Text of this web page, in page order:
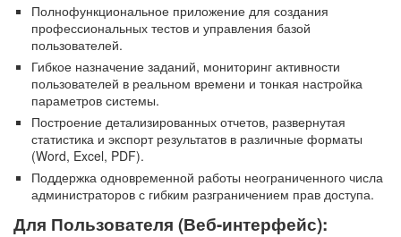
Полнофункциональное приложение для создания
профессиональных тестов и управления базой
пользователей.
Гибкое назначение заданий, мониторинг активности
пользователей в реальном времени и тонкая настройка
параметров системы.
Построение детализированных отчетов, развернутая
статистика и экспорт результатов в различные форматы
(Word, Excel, PDF).
Поддержка одновременной работы неограниченного числа
администраторов с гибким разграничением прав доступа.
Для Пользователя (Веб-интерфейс):